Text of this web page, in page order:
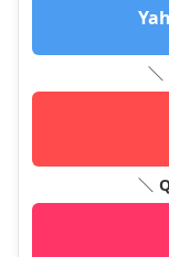
＼
＼